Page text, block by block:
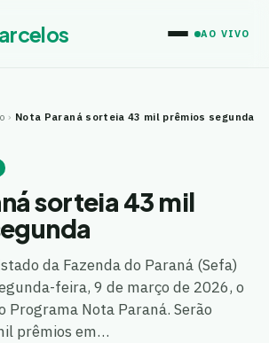
AO VIVO
› Nota Paraná sorteia 43 mil prêmios segunda
sorteia 43 mil
da Fazenda do Paraná (Sefa)
feira, 9 de março de 2026, o
Programa Nota Paraná. Serão
prêmios em…